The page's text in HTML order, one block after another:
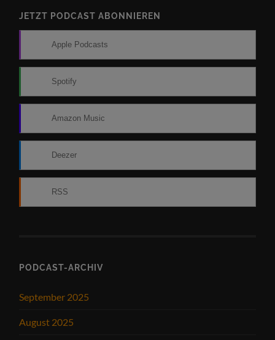
JETZT PODCAST ABONNIEREN
Apple Podcasts
Spotify
Amazon Music
Deezer
RSS
PODCAST-ARCHIV
September 2025
August 2025